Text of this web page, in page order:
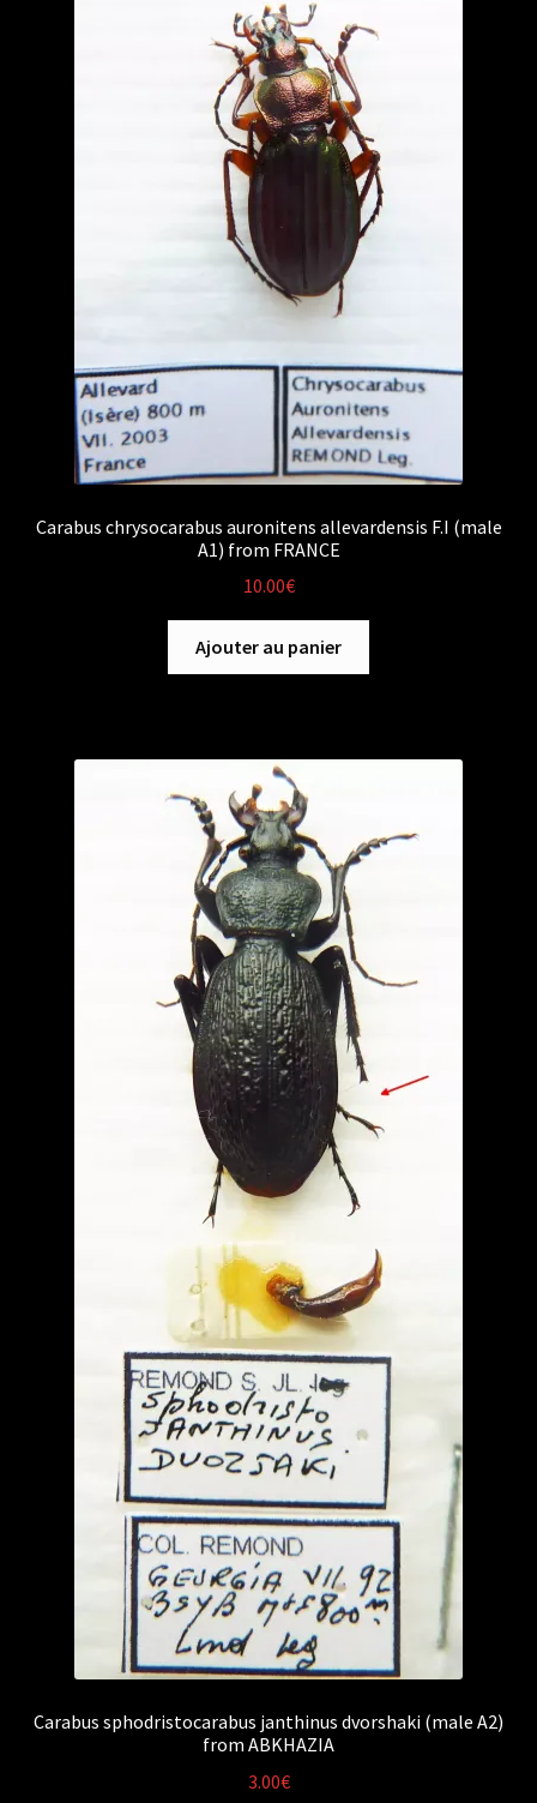
Carabus chrysocarabus auronitens allevardensis F.I (male
A1) from FRANCE
10.00€
Ajouter au panier
Carabus sphodristocarabus janthinus dvorshaki (male A2)
from ABKHAZIA
3.00€